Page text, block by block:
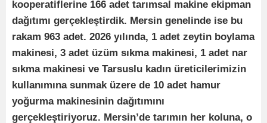
kooperatiflerine 166 adet tarımsal makine ekipman
dağıtımı gerçekleştirdik. Mersin genelinde ise bu
rakam 963 adet. 2026 yılında, 1 adet zeytin boylama
makinesi, 3 adet üzüm sıkma makinesi, 1 adet nar
sıkma makinesi ve Tarsuslu kadın üreticilerimizin
kullanımına sunmak üzere de 10 adet hamur
yoğurma makinesinin dağıtımını
gerçekleştiriyoruz. Mersin’de tarımın her koluna, o